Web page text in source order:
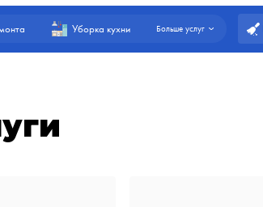
Уборка кухни Больше услуг